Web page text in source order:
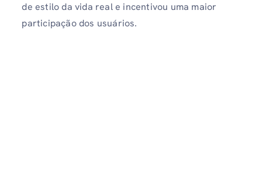
de estilo da vida real e incentivou uma maior
participação dos usuários.